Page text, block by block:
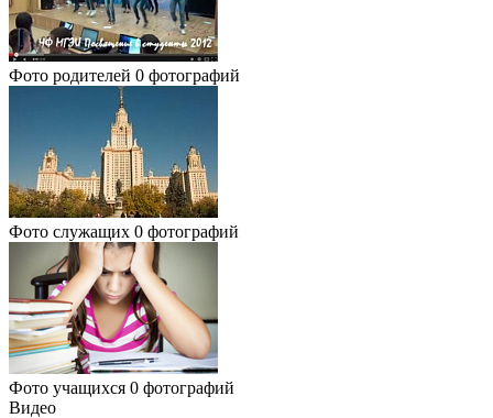
Фото родителей 0 фотографий
Фото служащих 0 фотографий
Фото учащихся 0 фотографий
Видео